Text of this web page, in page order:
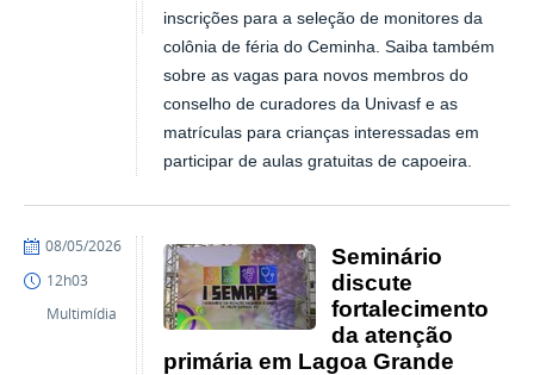
inscrições para a seleção de monitores da
colônia de féria do Ceminha. Saiba também
sobre as vagas para novos membros do
conselho de curadores da Univasf e as
matrículas para crianças interessadas em
participar de aulas gratuitas de capoeira.
Seminário
discute
fortalecimento
da atenção
primária em Lagoa Grande
publicado
08/05/2026
12h03
Multimídia